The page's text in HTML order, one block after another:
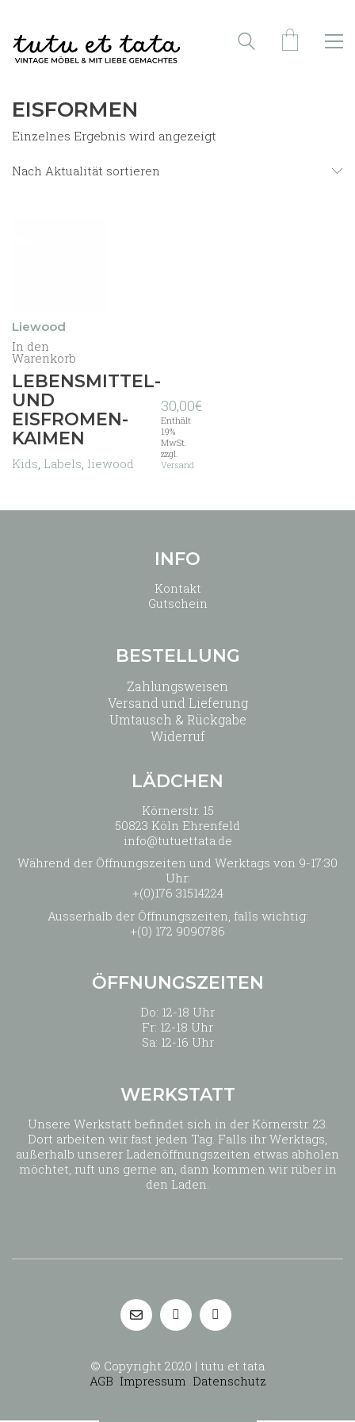
EISFORMEN
Einzelnes Ergebnis wird angezeigt
Nach Aktualität sortieren
Liewood
In den
Warenkorb
LEBENSMITTEL-
UND
EISFROMEN-
KAIMEN
Kids Labels liewood
30,00€
Enthält
19%
MwSt.
zzgl.
Versand
INFO
Kontakt
Gutschein
BESTELLUNG
Zahlungsweisen
Versand und Lieferung
Umtausch & Rückgabe
Widerruf
LÄDCHEN
Körnerstr. 15
50823 Köln Ehrenfeld
info@tutuettata.de
Während der Öffnungszeiten und Werktags von 9-17:30
Uhr:
+(0)176 31514224
Ausserhalb der Öffnungszeiten, falls wichtig:
+(0) 172 9090786
ÖFFNUNGSZEITEN
Do: 12-18 Uhr
Fr: 12-18 Uhr
Sa: 12-16 Uhr
WERKSTATT
Unsere Werkstatt befindet sich in der Körnerstr. 23.
Dort arbeiten wir fast jeden Tag. Falls ihr Werktags,
außerhalb unserer Ladenöffnungszeiten etwas abholen
möchtet, ruft uns gerne an, dann kommen wir rüber in
den Laden.
© Copyright 2020 | tutu et tata
AGB Impressum Datenschutz